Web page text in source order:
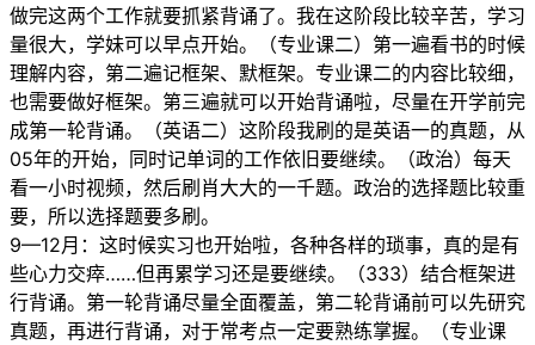
做完这两个工作就要抓紧背诵了。我在这阶段比较辛苦，学习
量很大，学妹可以早点开始。（专业课二）第一遍看书的时候
理解内容，第二遍记框架、默框架。专业课二的内容比较细，
也需要做好框架。第三遍就可以开始背诵啦，尽量在开学前完
成第一轮背诵。（英语二）这阶段我刷的是英语一的真题，从
05年的开始，同时记单词的工作依旧要继续。（政治）每天
看一小时视频，然后刷肖大大的一千题。政治的选择题比较重
要，所以选择题要多刷。
9—12月：这时候实习也开始啦，各种各样的琐事，真的是有
些心力交瘁……但再累学习还是要继续。（333）结合框架进
行背诵。第一轮背诵尽量全面覆盖，第二轮背诵前可以先研究
真题，再进行背诵，对于常考点一定要熟练掌握。（专业课